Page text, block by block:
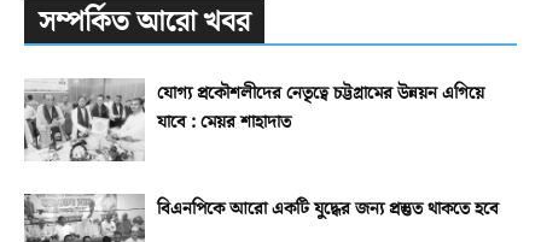
সম্পর্কিত আরো খবর
যোগ্য প্রকৌশলীদের নেতৃত্বে চট্টগ্রামের উন্নয়ন এগিয়ে
যাবে : মেয়র শাহাদাত
বিএনপিকে আরো একটি যুদ্ধের জন্য প্রস্তুত থাকতে হবে